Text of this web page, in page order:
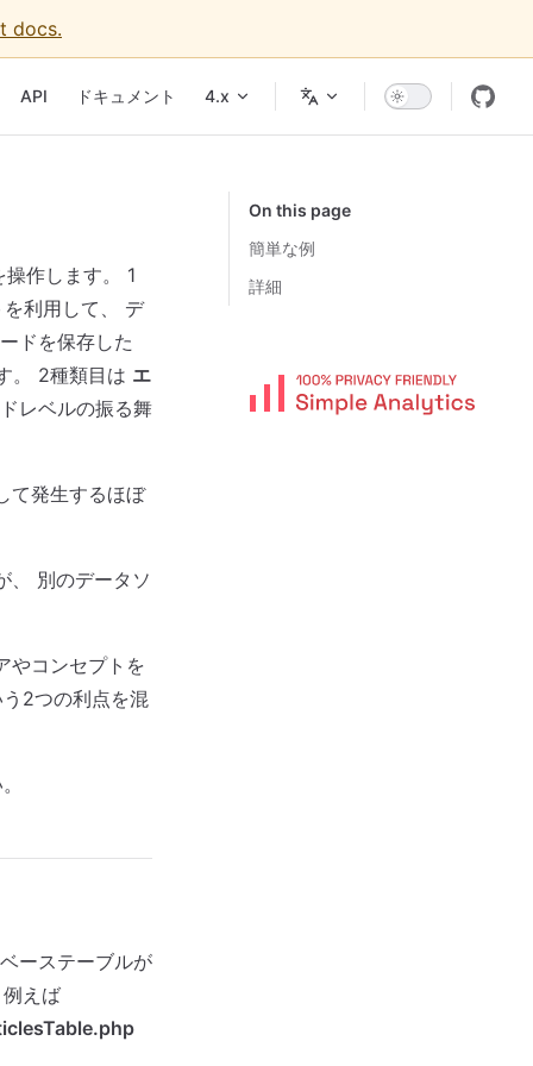
docs.
API ドキュメント 4.x
On this page
簡単な例
詳細
作します。 1
利用して、 デ
ドを保存した
。 2種類目は エ
レベルの振る舞
て発生するほぼ
、 別のデータソ
やコンセプトを
2つの利点を混
ーステーブルが
えば